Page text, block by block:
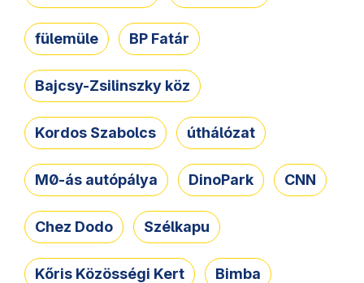
fülemüle BP Fatár
Bajcsy-Zsilinszky köz
Kordos Szabolcs úthálózat
M0-ás autópálya DinoPark CNN
Chez Dodo Szélkapu
Kőris Közösségi Kert Bimba